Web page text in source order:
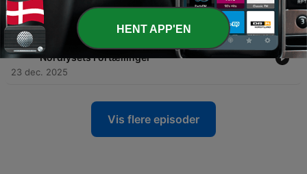
Nordlysets Fortællinger
24 dec. 2025
283 - 23.december - Arsarnerit Oqaluttuaat /
Nordlysets Fortællinger
23 dec. 2025
Vis flere episoder
HENT APP'EN